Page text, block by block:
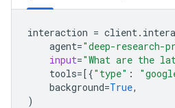
interaction = client.
agent="deep-research-
input="What are the
tools=[{"type" :
background=True,
)